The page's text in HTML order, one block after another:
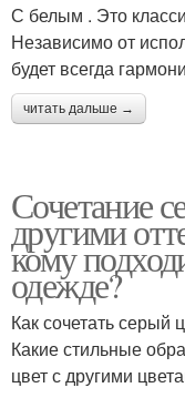
С белым . Это
Независимо от
будет всегда
читать дальше →
Сочетание
другими
кому
одежде?
Как сочетать серый
Какие стильные
цвет с другими